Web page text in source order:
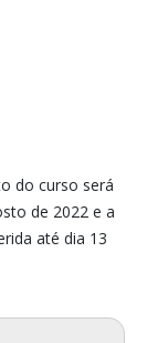
do curso será
de 2022 e a
até dia 13